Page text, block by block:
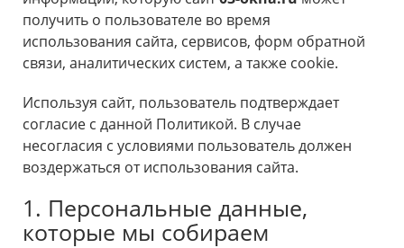
получить о пользователе во время
использования сайта, сервисов, форм обратной
связи, аналитических систем, а также cookie.
Используя сайт, пользователь подтверждает
согласие с данной Политикой. В случае
несогласия с условиями пользователь должен
воздержаться от использования сайта.
1. Персональные данные,
которые мы собираем